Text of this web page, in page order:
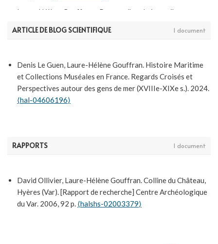
Laure-Hélène Gouffran. «Pro coralhando in maribus
commerciales marseillaises (seconde moitié du XIVe siècle).
Laure-Hélène Gouffran. La construction d’une identité
marchande, l’exemple de Bertrand Roquefort au XVe siècle.
J.-P. Boyer, A. Mailloux, L. Verdon (dir.), Identités angevines.
ARTICLE DE BLOG SCIENTIFIQUE 1 document
Denis Le Guen, Laure-Hélène Gouffran. Histoire Maritime
et Collections Muséales en France. Regards Croisés et
Perspectives autour des gens de mer (XVIIIe-XIXe s.). 2024.
⟨hal-04606196⟩
RAPPORTS 1 document
David Ollivier, Laure-Hélène Gouffran. Colline du Château,
Hyères (Var). [Rapport de recherche] Centre Archéologique
du Var. 2006, 92 p. ⟨halshs-02003379⟩